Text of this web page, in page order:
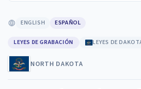
ENGLISH ESPAÑOL
LEYES DE GRABACIÓN LEYES DE
NORTH DAKOTA